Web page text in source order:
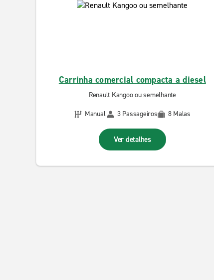
Carrinha comercial compacta a diesel
Renault Kangoo ou semelhante
Manual
3 Passageiros 8 Malas
Ver detalhes